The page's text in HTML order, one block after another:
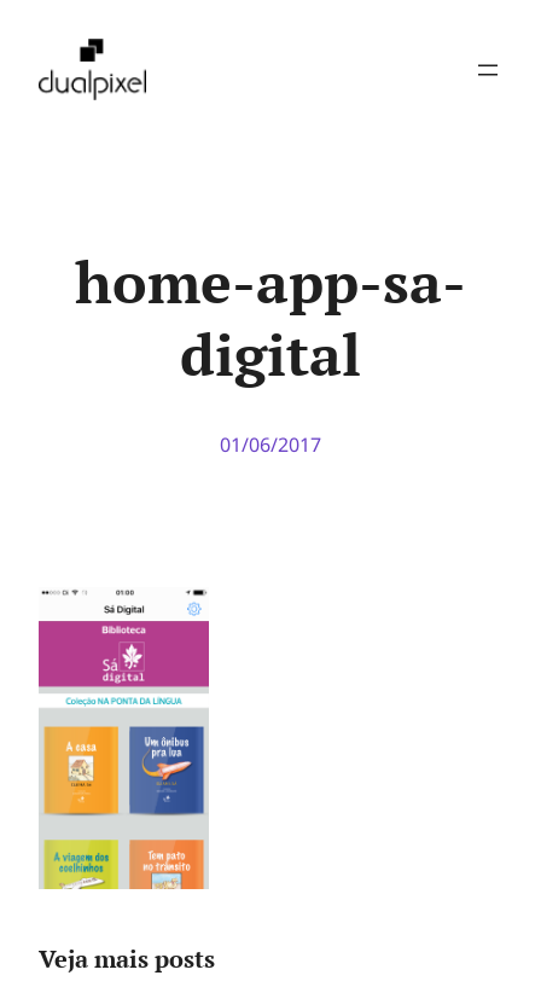
home-app-sa-
digital
01/06/2017
Veja mais posts